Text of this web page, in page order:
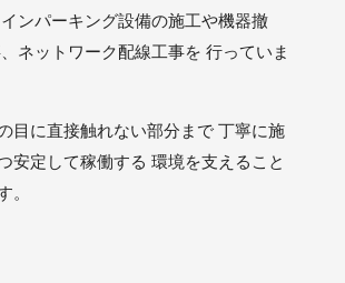
ンパーキング設備の施工や機器撤
ネットワーク配線工事を 行っていま
目に直接触れない部分まで 丁寧に施
安定して稼働する 環境を支えること
。